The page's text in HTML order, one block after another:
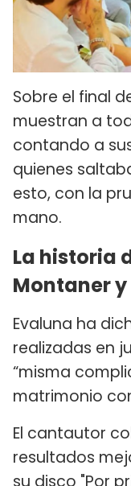
Sobre el final
muestran a
contando a
quienes
esto, con la
mano.
La historia
Montaner
Evaluna ha
realizadas en
“misma
matrimonio
El cantautor
resultados